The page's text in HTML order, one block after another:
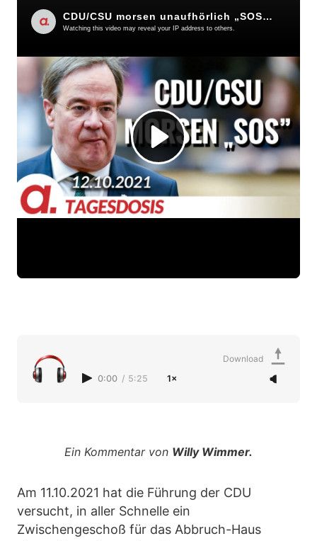
0:00 / 5:25 1×
Download
Ein Kommentar von Willy Wimmer.
Am 11.10.2021 hat die Führung der CDU
versucht, in aller Schnelle ein
Zwischengeschoß für das Abbruch-Haus